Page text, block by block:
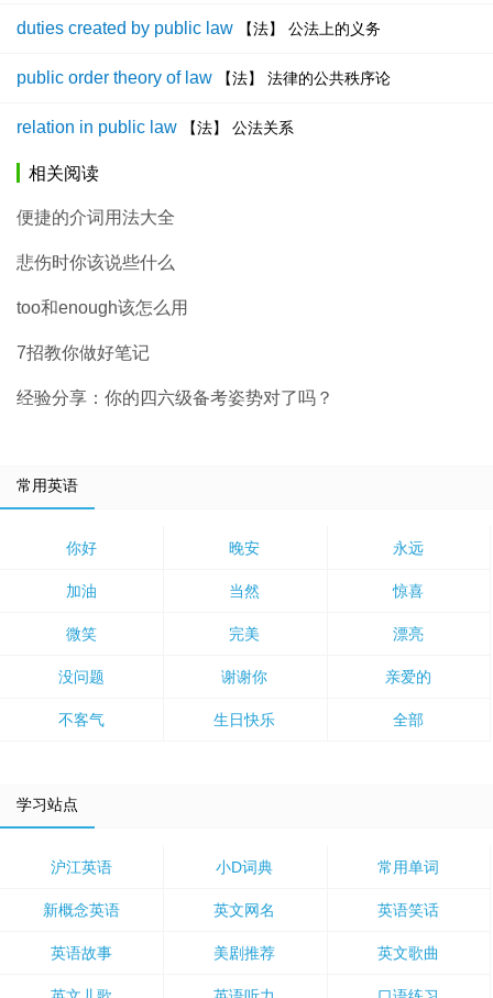
duties created by public law 【法】 公法上的义务
public order theory of law 【法】 法律的公共秩序论
relation in public law 【法】 公法关系
相关阅读
便捷的介词用法大全
悲伤时你该说些什么
too和enough该怎么用
7招教你做好笔记
经验分享：你的四六级备考姿势对了吗？
常用英语
你好 晚安 永远
加油 当然 惊喜
微笑 完美 漂亮
没问题 谢谢你 亲爱的
不客气 生日快乐 全部
学习站点
沪江英语 小D词典 常用单词
新概念英语 英文网名 英语笑话
英语故事 美剧推荐 英文歌曲